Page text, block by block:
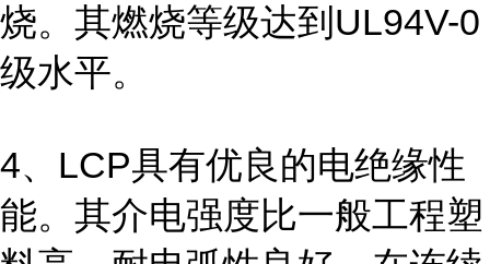
烧。其燃烧等级达到UL94V-0
级水平。
4、LCP具有优良的电绝缘性
能。其介电强度比一般工程塑